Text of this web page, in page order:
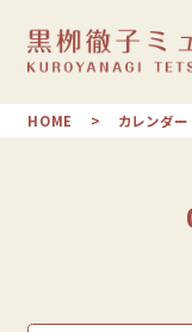
HOME カレンダー